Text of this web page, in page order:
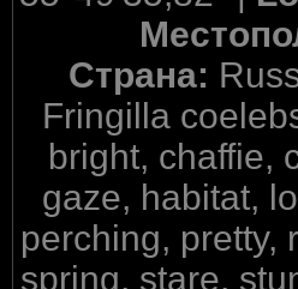
Страна:
Fringilla
bright, chaffie,
gaze, habitat,
perching, pretty,
spring, stare,